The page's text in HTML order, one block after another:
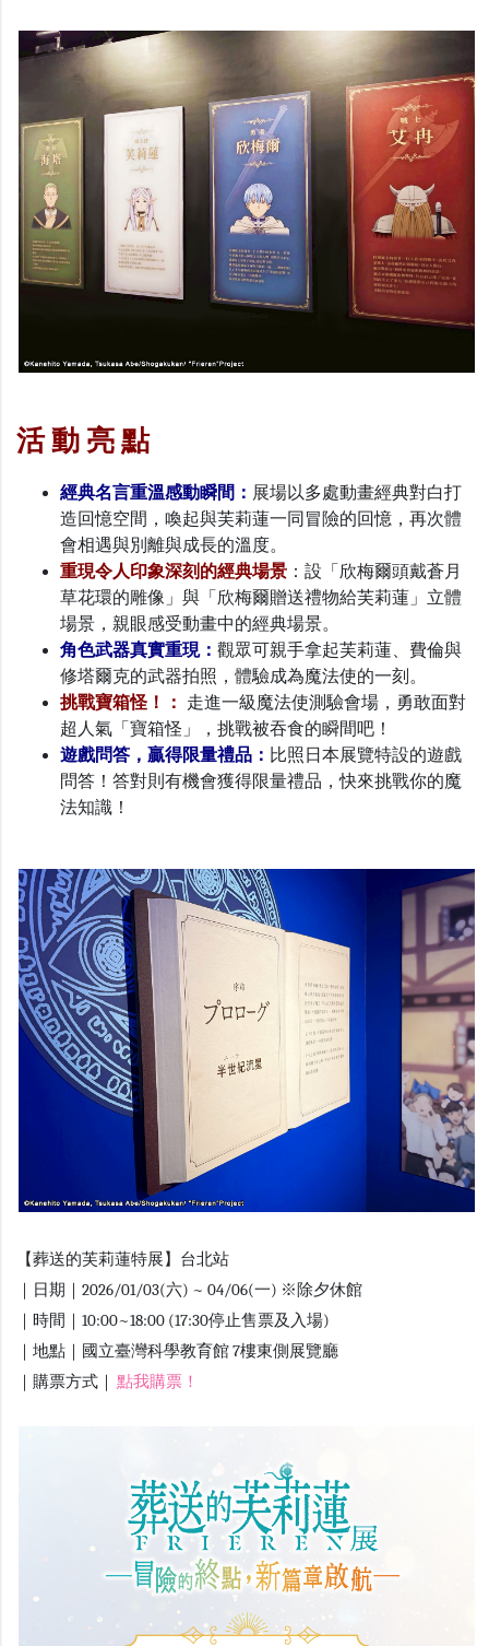
活 動 亮 點
經典名言重溫感動瞬間： 展場以多處動畫經典對白打
造回憶空間，喚起與芙莉蓮一同冒險的回憶，再次體
會相遇與別離與成長的溫度。
重現令人印象深刻的經典場景 ：設「欣梅爾頭戴蒼月
草花環的雕像」與「欣梅爾贈送禮物給芙莉蓮」立體
場景，親眼感受動畫中的經典場景。
角色武器真實重現： 觀眾可親手拿起芙莉蓮、費倫與
修塔爾克的武器拍照，體驗成為魔法使的一刻。
挑戰寶箱怪！：
走進一級魔法使測驗會場，勇敢面對
超人氣「寶箱怪」，挑戰被吞食的瞬間吧！
遊戲問答，贏得限量禮品： 比照日本展覽特設的遊戲
問答！答對則有機會獲得限量禮品，快來挑戰你的魔
法知識！
【葬送的芙莉蓮特展】台北站
｜日期｜2026/01/03(六) ~ 04/06(一) ※除夕休館
｜時間｜10:00~18:00 (17:30停止售票及入場)
｜地點｜國立臺灣科學教育館 7樓東側展覽廳
｜購票方式｜ 點我購票！